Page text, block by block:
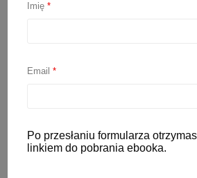
Nauka
krokiem w rozwoju
maluch rośnie, rozwija się
Imię*
Email*
Po przesłaniu formularza
linkiem do pobrania ebooka.